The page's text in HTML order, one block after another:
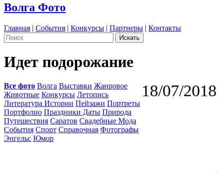
Волга Фото
Главная | События | Конкурсы | Партнеры | Контакты
Идет подорожание
Все фото Волга Выставки Жанровое
Животные Конкурсы Летопись
Литература Истории Пейзажи Портреты
Портфолио Праздники Даты Природа
Путешествия Саратов Свадебные Мода
События Спорт Справочная Фотографы
Энгельс Юмор
18/07/